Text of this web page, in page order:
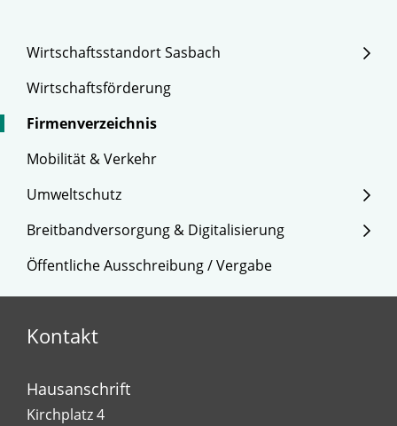
Wirtschaftsstandort Sasbach
Wirtschaftsförderung
Firmenverzeichnis
Mobilität & Verkehr
Umweltschutz
Breitbandversorgung & Digitalisierung
Öffentliche Ausschreibung / Vergabe
Kontakt
Hausanschrift
Kirchplatz 4